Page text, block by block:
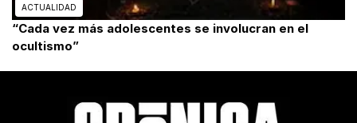
ACTUALIDAD
“Cada vez más adolescentes se involucran en el
ocultismo”